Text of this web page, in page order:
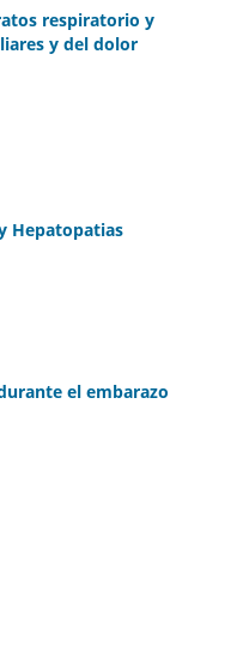
respiratorio y
y del dolor
Hepatopatias
el embarazo